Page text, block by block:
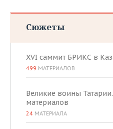
Сюжеты
XVI саммит БРИКС в
499 МАТЕРИАЛОВ
Великие воины
материалов
24 МАТЕРИАЛА